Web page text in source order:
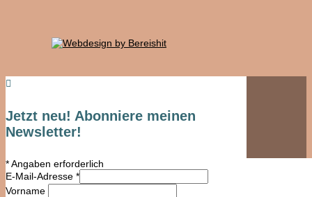

Jetzt neu! Abonniere meinen
Newsletter!
*Angaben erforderlich
E-Mail-Adresse *
Vorname